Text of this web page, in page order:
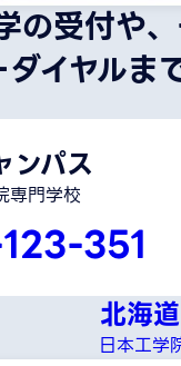
の受付や
イヤルま
ンパス
専門学校
351
北海
日本工学